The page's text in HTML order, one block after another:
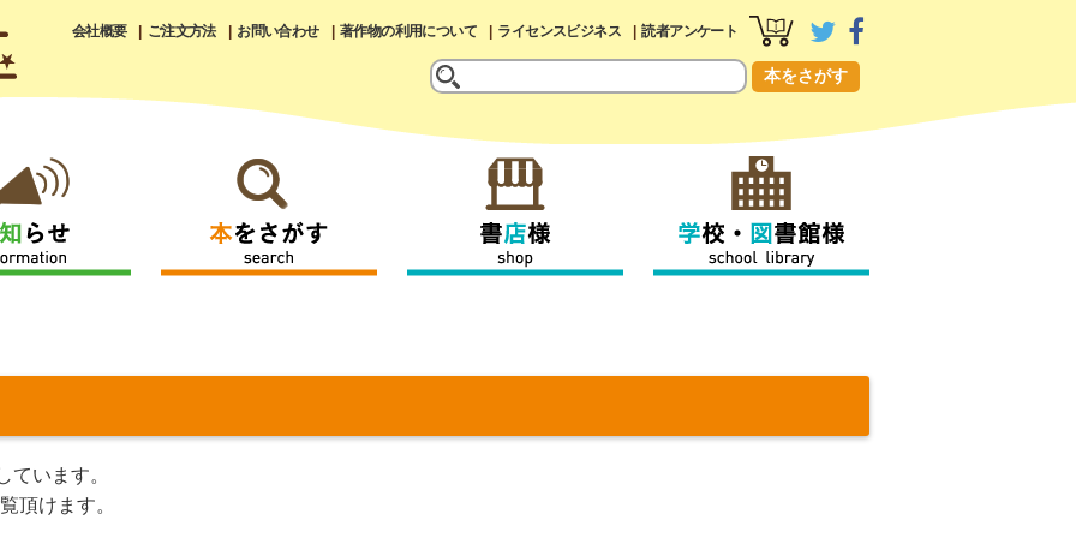
会社概要 ご注文方法 お問い合わせ 著作物の利用について ライセンスビジネス 読者アンケート
本をさがす
ています。
頂けます。